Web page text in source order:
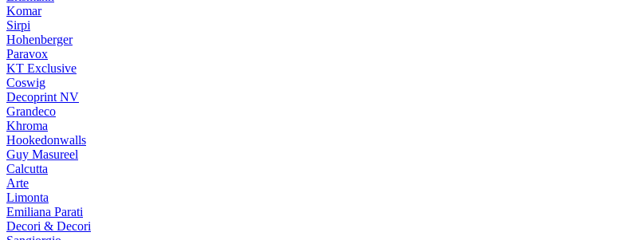
Komar
Sirpi
Hohenberger
Paravox
KT Exclusive
Coswig
Decoprint NV
Grandeco
Khroma
Hookedonwalls
Guy Masureel
Calcutta
Arte
Limonta
Emiliana Parati
Decori & Decori